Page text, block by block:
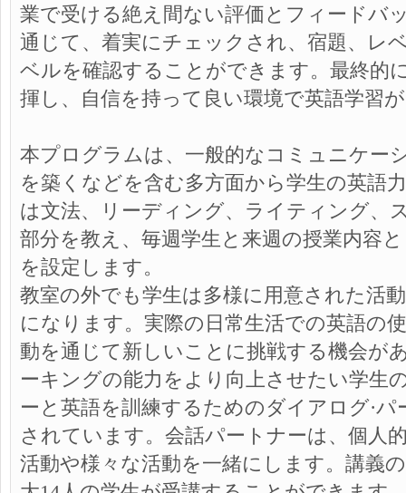
業で受ける絶え間ない評価とフィードバ
通じて、着実にチェックされ、宿題、レ
ベルを確認することができます。最終的
揮し、自信を持って良い環境で英語学習
本プログラムは、一般的なコミュニケー
を築くなどを含む多方面から学生の英語
は文法、リーディング、ライティング、
部分を教え、毎週学生と来週の授業内容
を設定します。
教室の外でも学生は多様に用意された活
になります。実際の日常生活での英語の
動を通じて新しいことに挑戦する機会が
ーキングの能力をより向上させたい学生
ーと英語を訓練するためのダイアログ·
されています。会話パートナーは、個人
活動や様々な活動を一緒にします。講義